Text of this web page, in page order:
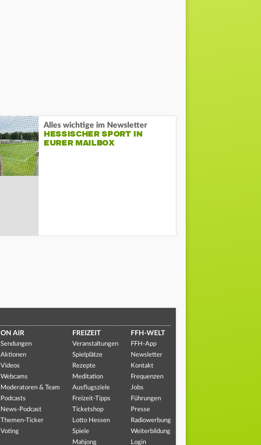
Alles wichtige im Newsletter
HESSISCHER SPORT IN
EURER MAILBOX
ON AIR
Sendungen
Aktionen
Videos
Webcams
Moderatoren & Team
Podcasts
News-Podcast
Themen-Ticker
Voting
FREIZEIT
Veranstaltungen
Spielplätze
Rezepte
Meditation
Ausflugsziele
Freizeit-Tipps
Ticketshop
Lotto Hessen
Spiele
Mahjong
FFH-WELT
FFH-App
Newsletter
Kontakt
Frequenzen
Jobs
Führungen
Presse
Radiowerbung
Weiterbildung
Login